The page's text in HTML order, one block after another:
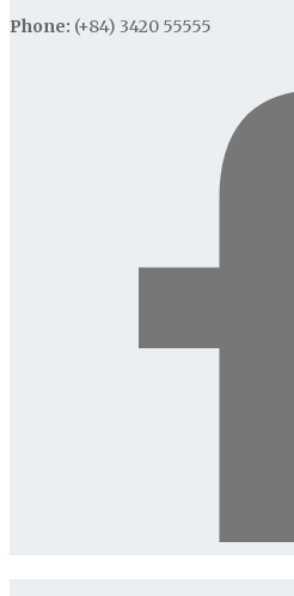
Phone: (+84) 3420 55555